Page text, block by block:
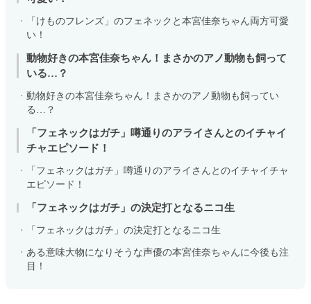
「けものフレンズ」のフェネックと本宮佳奈ちゃん両方可愛
い！
動物好きの本宮佳奈ちゃん！まさかのアノ動物も飼って
いる…？
動物好きの本宮佳奈ちゃん！まさかのアノ動物も飼ってい
る…？
「フェネックはガチ」噂通りのアライさんとのイチャイ
チャエピソード！
「フェネックはガチ」噂通りのアライさんとのイチャイチャ
エピソード！
「フェネックはガチ」の決定打となるニコ生
「フェネックはガチ」の決定打となるニコ生
ある意味大物になりそうな声優の本宮佳奈ちゃんに今後も注
目！